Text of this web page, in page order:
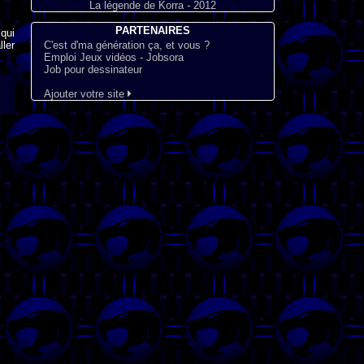
La légende de Korra - 2012
PARTENAIRES
C'est d'ma génération ça, et vous ?
Emploi Jeux vidéos - Jobsora
Job pour dessinateur
Ajouter votre site